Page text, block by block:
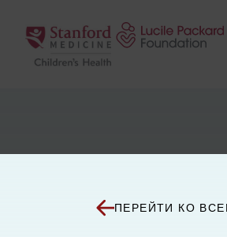
ПЕРЕЙТИ КО